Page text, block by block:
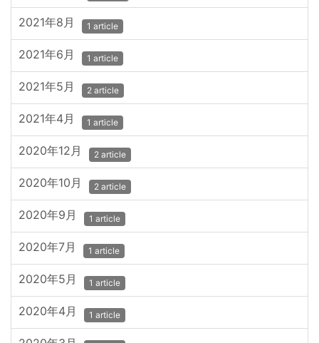
2021年8月 1 article
2021年6月 1 article
2021年5月 2 article
2021年4月 1 article
2020年12月 2 article
2020年10月 2 article
2020年9月 1 article
2020年7月 1 article
2020年5月 1 article
2020年4月 1 article